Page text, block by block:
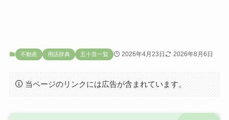
不動産 用語辞典 五十音一覧 2026年4月23日 2026年8月6日
当ページのリンクには広告が含まれています。